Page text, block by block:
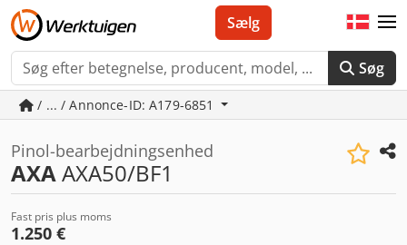
Søg
Sælg
/ ... / Annonce-ID: A179-6851
Pinol-bearbejdningsenhed
AXAAXA50/BF1
Fast pris plus moms
1.250 €